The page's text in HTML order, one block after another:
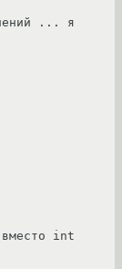
... я
вместо int